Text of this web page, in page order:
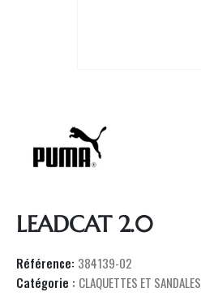
LEADCAT 2.0
Référence: 384139-02
Catégorie : CLAQUETTES ET SANDALES